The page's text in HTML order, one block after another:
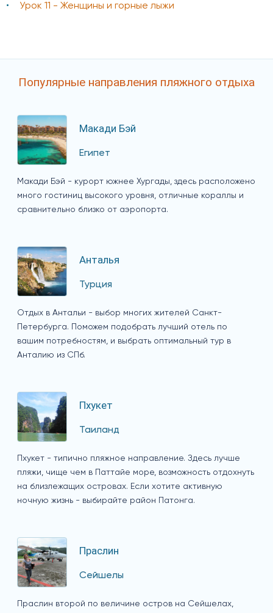
Урок 11 - Женщины и горные лыжи
Популярные направления пляжного отдыха
Макади Бэй
Египет
Макади Бэй - курорт южнее Хургады, здесь расположено
много гостиниц высокого уровня, отличные кораллы и
сравнительно близко от аэропорта.
Анталья
Турция
Отдых в Антальи - выбор многих жителей Санкт-
Петербурга. Поможем подобрать лучший отель по
вашим потребностям, и выбрать оптимальный тур в
Анталию из СПб.
Пхукет
Таиланд
Пхукет - типично пляжное направление. Здесь лучше
пляжи, чище чем в Паттайе море, возможность отдохнуть
на близлежащих островах. Если хотите активную
ночную жизнь - выбирайте район Патонга.
Праслин
Сейшелы
Праслин второй по величине остров на Сейшелах,